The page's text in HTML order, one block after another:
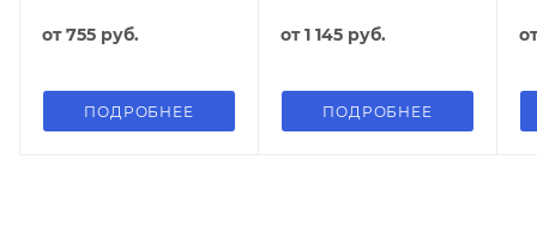
от755 руб.
ПОДРОБНЕЕ
от1 145 руб.
ПОДРОБНЕЕ